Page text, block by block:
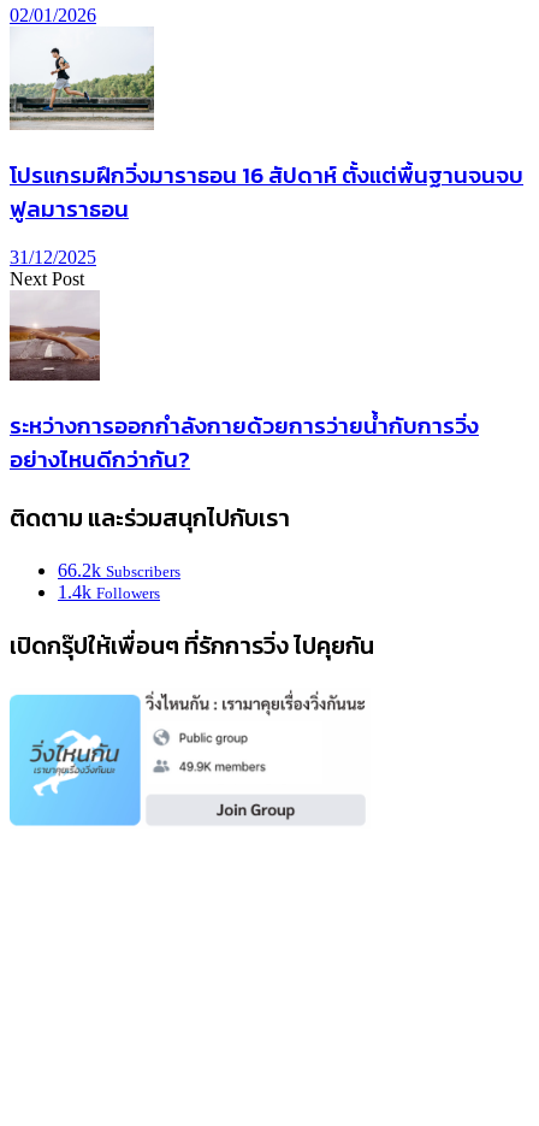
02/01/2026
โปรแกรมฝึกวิ่งมาราธอน 16 สัปดาห์ ตั้งแต่พื้นฐานจนจบ
ฟูลมาราธอน
31/12/2025
Next Post
ระหว่างการออกกำลังกายด้วยการว่ายน้ำกับการวิ่ง
อย่างไหนดีกว่ากัน?
ติดตาม และร่วมสนุกไปกับเรา
66.2k Subscribers
1.4k Followers
เปิดกรุ๊ปให้เพื่อนๆ ที่รักการวิ่ง ไปคุยกัน